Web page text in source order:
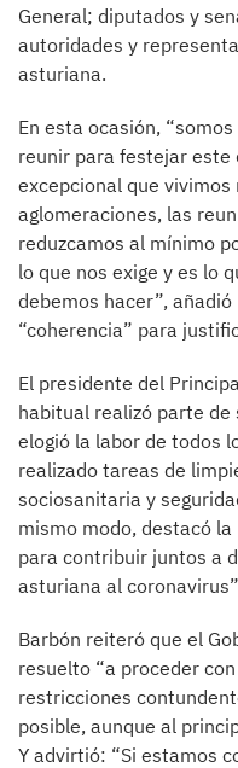
General; diputados y
autoridades y
asturiana.
En esta ocasión,
reunir para festejar este
excepcional que
aglomeraciones, las
reduzcamos al mínimo
lo que nos exige y es lo
debemos hacer”,
“coherencia” para
El presidente del
habitual realizó parte
elogió la labor de todos
realizado tareas de
sociosanitaria y
mismo modo, destacó
para contribuir juntos a
asturiana al
Barbón reiteró que el
resuelto “a proceder
restricciones
posible, aunque al
Y advirtió: “Si estamos